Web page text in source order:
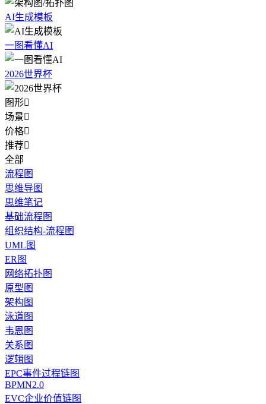
AI生成模板
一图看懂AI
2026世界杯
图形
场景
价格
推荐
全部
流程图
思维导图
思维笔记
基础流程图
组织结构-流程图
UML图
ER图
网络拓扑图
原型图
架构图
泳道图
韦恩图
关系图
逻辑图
EPC事件过程链图
BPMN2.0
EVC企业价值链图